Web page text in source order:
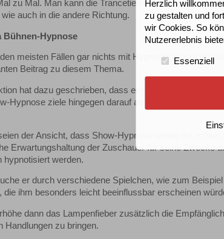
zu Mal. Man kann die Trancetiefe durch
auch in die andere Richtung.
Bühnen-Hypnose
meisten Fällen gar nichts mit Hypnose zu tun! Am
Beitrag zu diesem Thema.
hat dazu geschrieben, dass echte Hypnose eine
Hypnose ziele hingegen darauf ab, Menschen
der Ansicht, dass Show-Hypnose wenig mit
Erwartungshaltung der Zuschauer für seine Zwecke
hypnotisiert werden.
er durch verschiedene Spielchen, wie zum
ihm besonders leicht beeinflussbar erscheinen
dann das Lampenfieber zusätzlich die
Handlungen zu bringen.
Herzlich
zu gestalten und
wir Cookies. So
Nutzererlebnis
Essenziell